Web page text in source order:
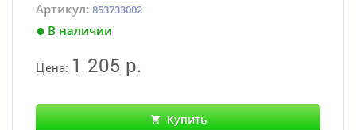
Артикул: 853733002
В наличии
Цена: 1 205 р.
Купить